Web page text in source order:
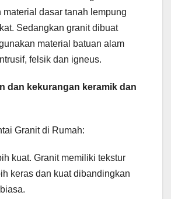
material dasar tanah lempung
Sedangkan granit dibuat
material batuan alam
felsik dan igneus.
dan kekurangan keramik dan
Granit di Rumah:
kuat. Granit memiliki tekstur
keras dan kuat dibandingkan